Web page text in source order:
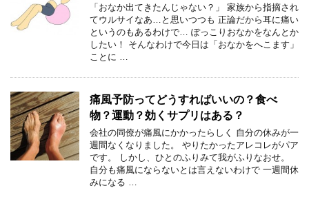
「おなか出てきたんじゃない？」 家族から指摘され
てウルサイなあ…と思いつつも 正論だから耳に痛い
というのもあるわけで… ぽっこりおなかをなんとか
したい！ そんなわけで今日は「おなかをへこます」
ことに …
痛風予防ってどうすればいいの？食べ
物？運動？効くサプリはある？
会社の同僚が痛風にかかったらしく 自分の休みが一
週間なくなりました。 やりたかったアレコレがパア
です。 しかし、ひとのふりみて我がふりなおせ。
自分も痛風にならないとは言えないわけで 一週間休
みになる …